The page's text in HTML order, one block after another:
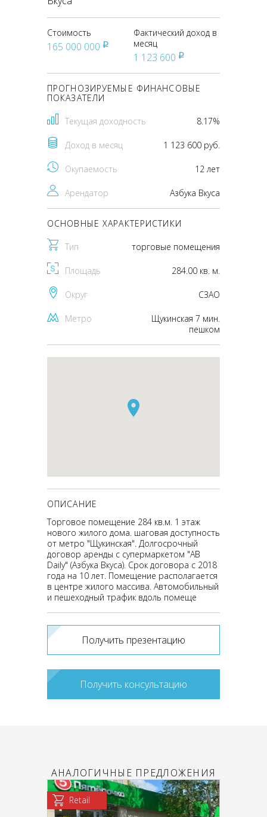
Стоимость
165 000 000 pуб
Фактический доход в
месяц
1 123 600 pуб
ПРОГНОЗИРУЕМЫЕ ФИНАНСОВЫЕ
ПОКАЗАТЕЛИ
Текущая доходность 8.17%
Доход в месяц 1 123 600 руб.
Окупаемость 12 лет
Арендатор Азбука Вкуса
ОСНОВНЫЕ ХАРАКТЕРИСТИКИ
Тип торговые помещения
Площадь 284.00 кв. м.
Округ CЗАО
Метро
Щукинская 7 мин.
пешком
ОПИСАНИЕ
Торговое помещение 284 кв.м. 1 этаж
нового жилого дома. шаговая доступность
от метро "Щукинская". Долгосрочный
договор аренды с супермаркетом "AB
Daily" (Азбука Вкуса). Срок договора с 2018
года на 10 лет. Помещение располагается
в центре жилого массива. Автомобильный
и пешеходный трафик вдоль помеще
Получить презентацию
Получить консультацию
АНАЛОГИЧНЫЕ ПРЕДЛОЖЕНИЯ
Retail